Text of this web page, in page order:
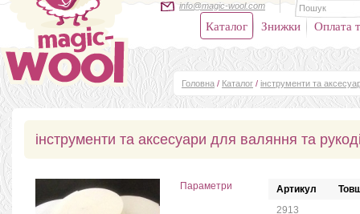
info@magic-wool.com
Каталог Знижки Оплата
Головна / Каталог / інструменти та
інструменти та аксесуари для валяння та
Параметри Артикул
2913